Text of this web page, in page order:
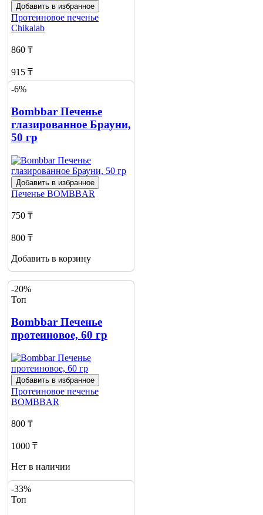
Добавить в избранное
Протеиновое печенье
Chikalab
860 ₸
915 ₸
Добавить в корзину
-6%
Bombbar Печенье
глазированное Брауни,
50 гр
Добавить в избранное
Печенье BOMBBAR
750 ₸
800 ₸
Добавить в корзину
-20%
Топ
Bombbar Печенье
протеиновое, 60 гр
Добавить в избранное
Протеиновое печенье
BOMBBAR
800 ₸
1000 ₸
Нет в наличии
Сообщить
о наличии
-33%
Топ